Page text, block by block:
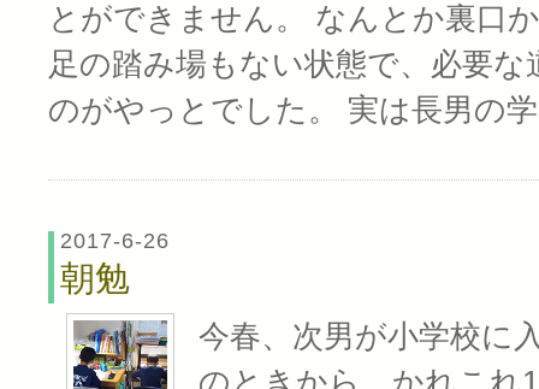
とができません。 なんとか裏口
足の踏み場もない状態で、必要
のがやっとでした。 実は長男の
2017-6-26
朝勉
今春、次男が小学校に
のときから、かれこれ